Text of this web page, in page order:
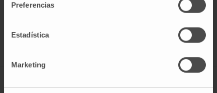
Preferencias
Estadística
Marketing
Síguenos
CONOZCA EL CIMA